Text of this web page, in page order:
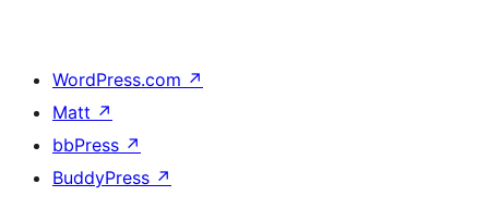
WordPress.com ↗
Matt ↗
bbPress ↗
BuddyPress ↗